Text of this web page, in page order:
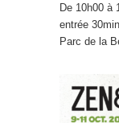
De 10h00 à
entrée
Parc de la